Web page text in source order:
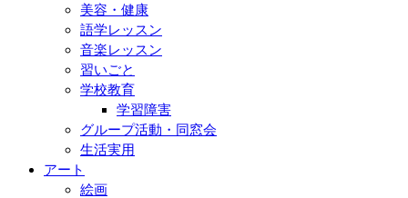
美容・健康
語学レッスン
音楽レッスン
習いごと
学校教育
学習障害
グループ活動・同窓会
生活実用
アート
絵画